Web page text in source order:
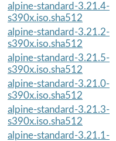
alpine-standard-3.21.4-
s390x.iso.sha512
alpine-standard-3.21.2-
s390x.iso.sha512
alpine-standard-3.21.5-
s390x.iso.sha512
alpine-standard-3.21.0-
s390x.iso.sha512
alpine-standard-3.21.3-
s390x.iso.sha512
alpine-standard-3.21.1-